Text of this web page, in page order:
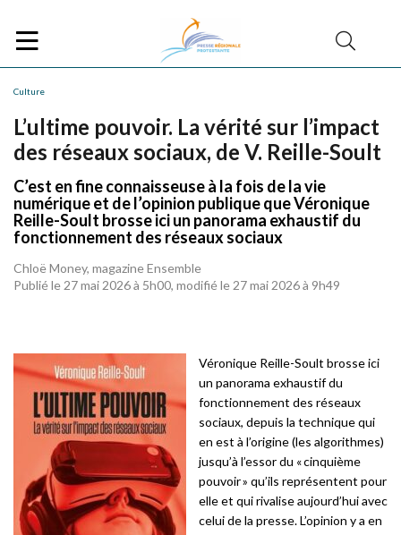
Culture
L’ultime pouvoir. La vérité sur l’impact
des réseaux sociaux, de V. Reille-Soult
C’est en fine connaisseuse à la fois de la vie
numérique et de l’opinion publique que Véronique
Reille-Soult brosse ici un panorama exhaustif du
fonctionnement des réseaux sociaux
Chloë Money, magazine Ensemble
Publié le 27 mai 2026 à 5h00, modifié le 27 mai 2026 à 9h49
Véronique Reille-Soult brosse ici
un panorama exhaustif du
fonctionnement des réseaux
sociaux, depuis la technique qui
en est à l’origine (les algorithmes)
jusqu’à l’essor du « cinquième
pouvoir » qu’ils représentent pour
elle et qui rivalise aujourd’hui avec
celui de la presse.L’opinion y a en